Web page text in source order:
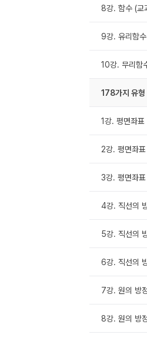
8강. 함수 (
9강. 유리함
10강. 무리함
178가지 유형
1강. 평면좌
2강. 평면좌
3강. 평면좌
4강. 직선의
5강. 직선의
6강. 직선의
7강. 원의 방
8강. 원의 방